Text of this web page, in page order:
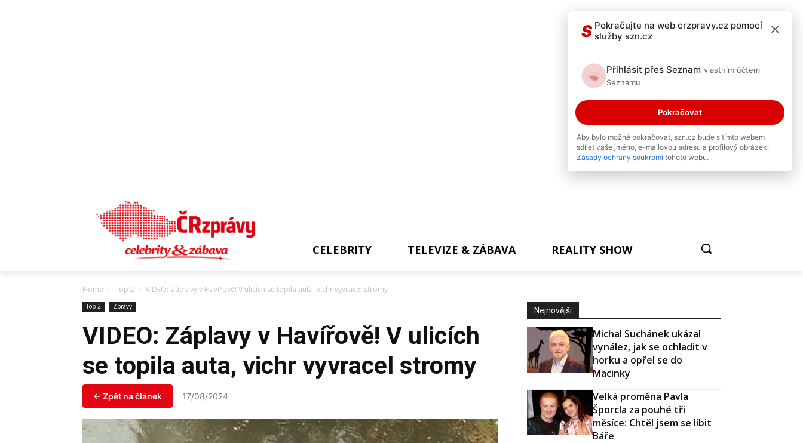
CELEBRITY TELEVIZE & ZÁBAVA REALITY SHOW
Home Top 2 VIDEO: Záplavy v Havířově! V ulicích se topila auta, vichr vyvracel stromy
Top 2 Zprávy
VIDEO: Záplavy v Havířově! V ulicích
se topila auta, vichr vyvracel stromy
← Zpět na článek 17/08/2024
Nejnovější
Michal Suchánek ukázal
vynález, jak se ochladit v
horku a opřel se do
Macinky
Velká proměna Pavla
Šporcla za pouhé tři
měsíce: Chtěl jsem se líbit
Báře
S Pokračujte na web crzpravy.cz pomocí
služby szn.cz
×
Přihlásit přes Seznam vlastním účtem
Seznamu
Pokračovat
Aby bylo možné pokračovat, szn.cz bude s tímto webem
sdílet vaše jméno, e-mailovou adresu a profilový obrázek.
Zásady ochrany soukromí tohoto webu.